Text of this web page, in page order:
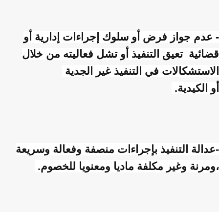
- عدم جواز فرض أو سلوك إجراءات إدارية أو
قضائية تعيق التنفيذ أو تشل فعاليته من خلال
الاستشكالات في التنفيذ غير الجدية
أو الكيدية.
-عدالة التنفيذ بإجراءات منصفة وفعالة وسريعة
،ومرنة وغير مكلفة ماديا ومعنويا للخصوم.